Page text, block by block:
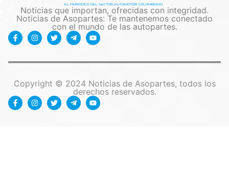
Noticias que importan, ofrecidas con integridad.
Noticias de Asopartes: Te mantenemos conectado
con el mundo de las autopartes.
Copyright © 2024 Noticias de Asopartes, todos los
derechos reservados.